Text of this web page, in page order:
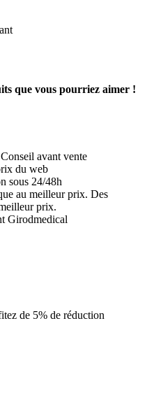
que vous pourriez aimer !
Conseil avant vente
du web
sous 24/48h
Des
prix.
Girodmedical
de 5% de réduction